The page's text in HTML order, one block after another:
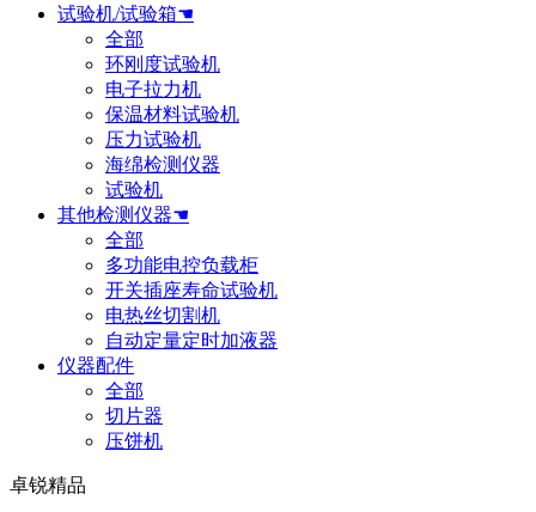
试验机/试验箱☚
全部
环刚度试验机
电子拉力机
保温材料试验机
压力试验机
海绵检测仪器
试验机
其他检测仪器☚
全部
多功能电控负载柜
开关插座寿命试验机
电热丝切割机
自动定量定时加液器
仪器配件
全部
切片器
压饼机
卓锐精品